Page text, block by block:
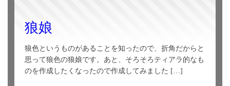
狼娘
狼色というものがあることを知ったので、折角だからと
思って狼色の狼娘です。あと、そろそろティアラ的なも
のを作成したくなったので作成してみました […]